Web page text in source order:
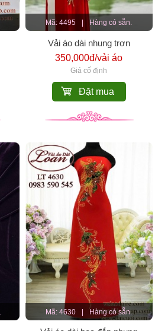
Mã: 4495 Hàng có sẵn.
Vải áo dài nhung trơn
350,000đ/vải áo
Giá cố định
Đặt mua
Mã: 4630 | Hàng có sẵn.